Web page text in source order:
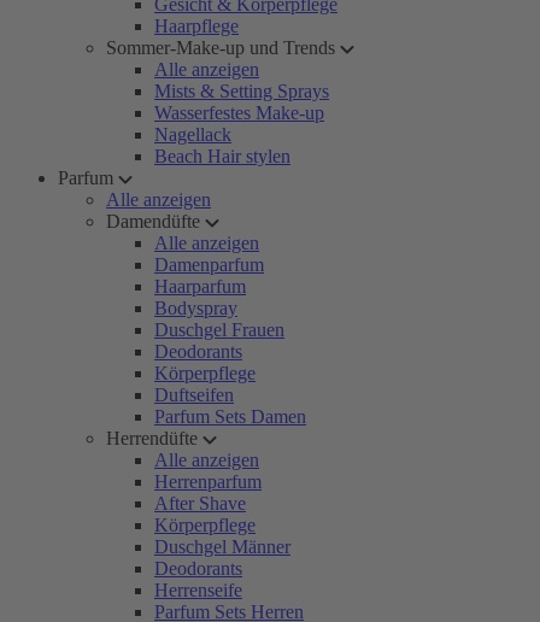
Gesicht & Körperpflege
Haarpflege
Sommer-Make-up und Trends
Alle anzeigen
Mists & Setting Sprays
Wasserfestes Make-up
Nagellack
Beach Hair stylen
Parfum
Alle anzeigen
Damendüfte
Alle anzeigen
Damenparfum
Haarparfum
Bodyspray
Duschgel Frauen
Deodorants
Körperpflege
Duftseifen
Parfum Sets Damen
Herrendüfte
Alle anzeigen
Herrenparfum
After Shave
Körperpflege
Duschgel Männer
Deodorants
Herrenseife
Parfum Sets Herren